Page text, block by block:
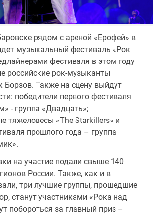
рядом с ареной «Ерофей» в
музыкальный фестиваль «Рок
фестиваля в этом году
российские рок-музыканты
Борзов. Также на сцену выйдут
победители первого фестиваля
- группа «Двадцать»;
тяжеловесы «The Starkillers» и
прошлого года – группа
на участие подали свыше 140
России. Также, как и в
три лучшие группы, прошедшие
станут участниками «Рока над
побороться за главный приз –